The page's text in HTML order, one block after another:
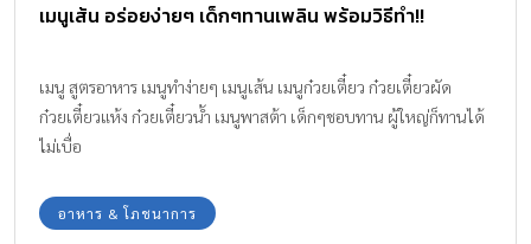
เมนูเส้น อร่อยง่ายๆ เด็กๆทานเพลิน พร้อมวิธีทำ!!
เมนู สูตรอาหาร เมนูทำง่ายๆ เมนูเส้น เมนูก๋วยเตี๋ยว ก๋วยเตี๋ยวผัด
ก๋วยเตี๋ยวแห้ง ก๋วยเตี๋ยวน้ำ เมนูพาสต้า เด็กๆชอบทาน ผู้ใหญ่ก็ทานได้
ไม่เบื่อ
อาหาร & โภชนาการ